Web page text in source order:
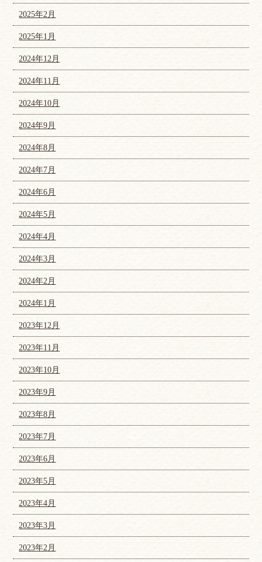
2025年2月
2025年1月
2024年12月
2024年11月
2024年10月
2024年9月
2024年8月
2024年7月
2024年6月
2024年5月
2024年4月
2024年3月
2024年2月
2024年1月
2023年12月
2023年11月
2023年10月
2023年9月
2023年8月
2023年7月
2023年6月
2023年5月
2023年4月
2023年3月
2023年2月